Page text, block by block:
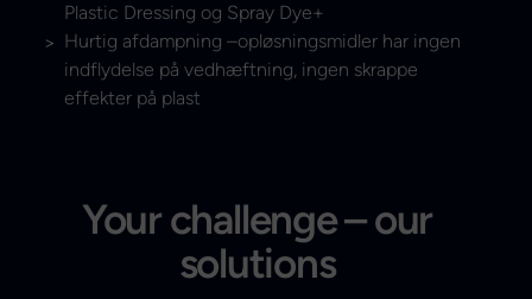
Plastic Dressing og Spray Dye+
Hurtig afdampning –opløsningsmidler har ingen
indflydelse på vedhæftning, ingen skrappe
effekter på plast
Your challenge – our
solutions